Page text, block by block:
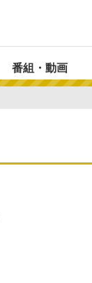
番組・動画